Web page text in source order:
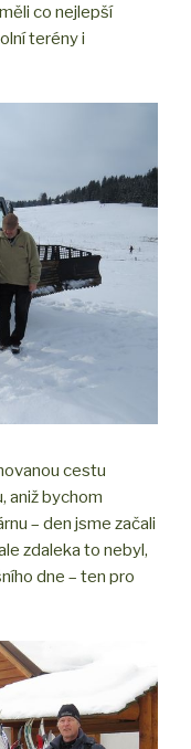
co nejlepší
terény i
cestu
aniž bychom
– den jsme začali
zdaleka to nebyl,
dne – ten pro